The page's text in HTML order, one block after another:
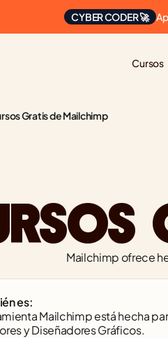
CYBER CODER 🚀
Cursos
Gratis de Mailchimp
Mailchimp ofrece
es:
Mailchimp está hecha
y Diseñadores Gráficos.